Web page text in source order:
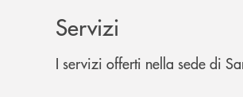
Servizi
I servizi offerti nella sede di